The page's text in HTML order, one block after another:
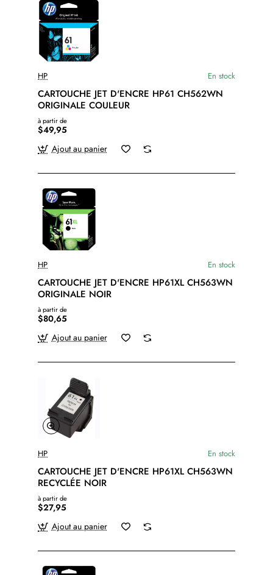
HP En stock
CARTOUCHE JET D'ENCRE HP61 CH562WN
ORIGINALE COULEUR
à partir de
$49,95
Ajout au panier
HP En stock
CARTOUCHE JET D'ENCRE HP61XL CH563WN
ORIGINALE NOIR
à partir de
$80,65
Ajout au panier
HP En stock
CARTOUCHE JET D'ENCRE HP61XL CH563WN
RECYCLÉE NOIR
à partir de
$27,95
Ajout au panier